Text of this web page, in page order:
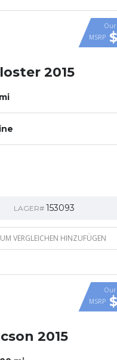
Our
MSRP
2015
LAGER# 153093
VERGLEICHEN HINZUFÜGEN
Our
MSRP
2015